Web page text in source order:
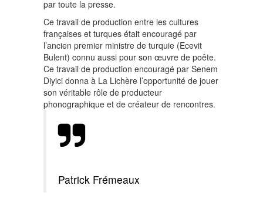
par toute la presse.
Ce travail de production entre les cultures
françaises et turques était encouragé par
l’ancien premier ministre de turquie (Ecevit
Bulent) connu aussi pour son œuvre de poête.
Ce travail de production encouragé par Senem
Diyici donna à La Lichère l’opportunité de jouer
son véritable rôle de producteur
phonographique et de créateur de rencontres.
Patrick Frémeaux